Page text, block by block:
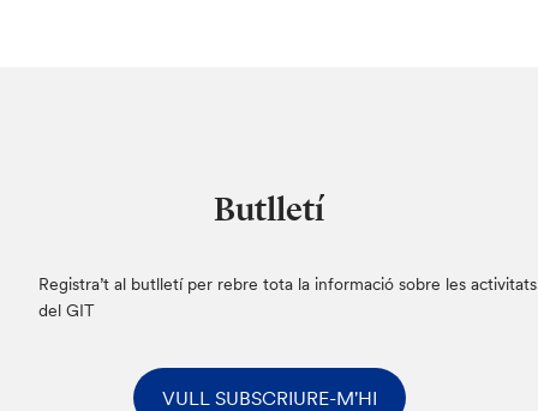
Butlletí
Registra’t al butlletí per rebre tota la informació sobre les activitats
del GIT
VULL SUBSCRIURE-M'HI